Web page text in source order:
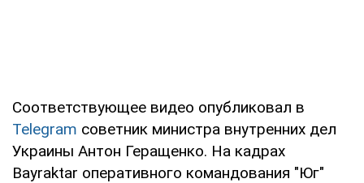
Соответствующее видео опубликовал в
Telegram советник министра внутренних дел
Украины Антон Геращенко. На кадрах
Bayraktar оперативного командования "Юг"